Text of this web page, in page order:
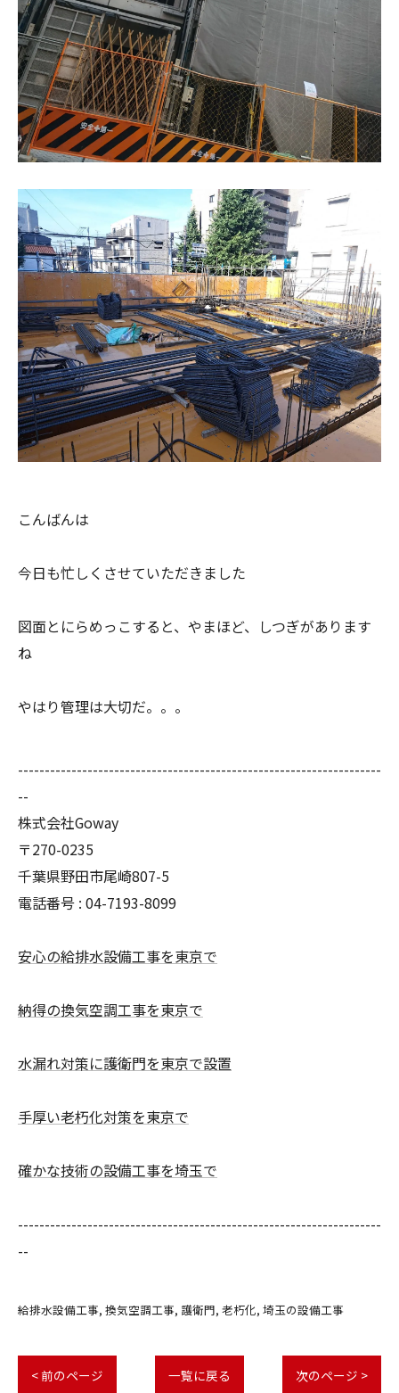
こんばんは
今日も忙しくさせていただきました
図面とにらめっこすると、やまほど、しつぎがあります
ね
やはり管理は大切だ。。。
--------------------------------------------------------------------
--
株式会社Goway
〒270-0235
千葉県野田市尾崎807-5
電話番号 : 04-7193-8099
安心の給排水設備工事を東京で
納得の換気空調工事を東京で
水漏れ対策に護衛門を東京で設置
手厚い老朽化対策を東京で
確かな技術の設備工事を埼玉で
--------------------------------------------------------------------
--
給排水設備工事 換気空調工事 護衛門 老朽化 埼玉の設備工事
< 前のページ 一覧に戻る 次のページ >